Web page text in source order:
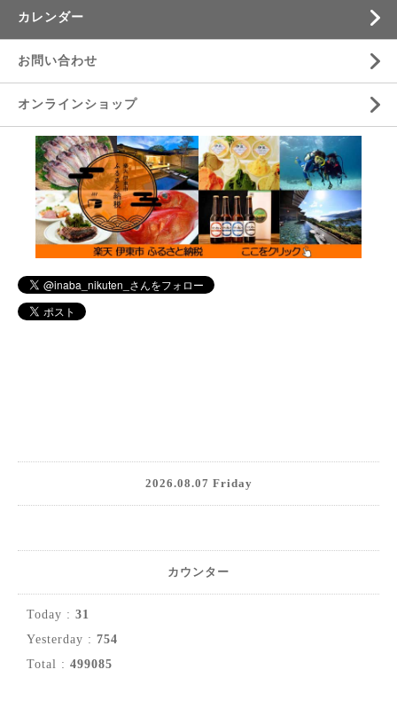
カレンダー
お問い合わせ
オンラインショップ
2026.08.07 Friday
カウンター
Today : 31
Yesterday : 754
Total : 499085